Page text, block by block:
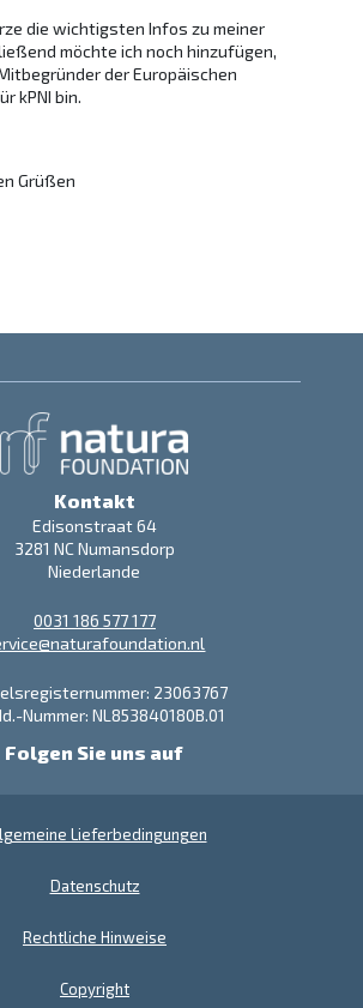
die wichtigsten Infos zu meiner
möchte ich noch hinzufügen,
der Europäischen
kPNI bin.
Grüßen
Kontakt
Edisonstraat 64
3281 NC Numansdorp
Niederlande
0031 186 577 177
23063767
Nummer: NL853840180B.01
Folgen Sie uns auf
Lieferbedingungen
Datenschutz
Rechtliche Hinweise
Copyright